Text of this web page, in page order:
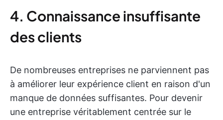
4. Connaissance insuffisante
des clients
De nombreuses entreprises ne parviennent pas
à améliorer leur expérience client en raison d'un
manque de données suffisantes. Pour devenir
une entreprise véritablement centrée sur le